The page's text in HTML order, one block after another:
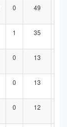
0 49
1 35
0 13
0 13
0 12